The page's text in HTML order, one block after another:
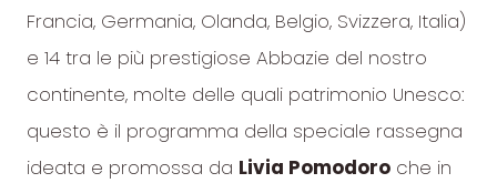
Francia, Germania, Olanda, Belgio, Svizzera, Italia)
e 14 tra le più prestigiose Abbazie del nostro
continente, molte delle quali patrimonio Unesco:
questo è il programma della speciale rassegna
ideata e promossa da Livia Pomodoro che in